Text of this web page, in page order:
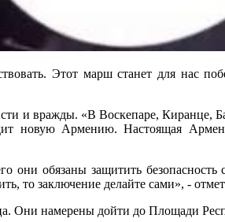
Этот марш станет для нас
и вражды. «В Воскепаре, Киранце,
новую Армению. Настоящая
они обязаны защитить безопасность
то заключение делайте сами», -
Они намерены дойти до Площади